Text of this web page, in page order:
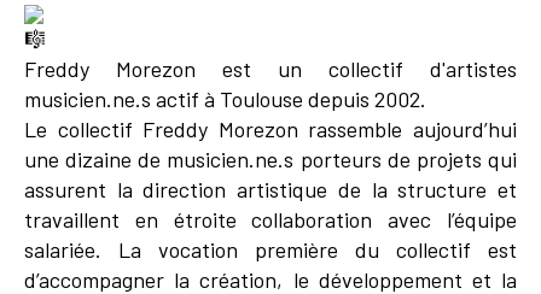
Freddy Morezon est un collectif d'artistes
musicien.ne.s actif à Toulouse depuis 2002.
Le collectif Freddy Morezon rassemble aujourd’hui
une dizaine de musicien.ne.s porteurs de projets qui
assurent la direction artistique de la structure et
travaillent en étroite collaboration avec l’équipe
salariée. La vocation première du collectif est
d’accompagner la création, le développement et la